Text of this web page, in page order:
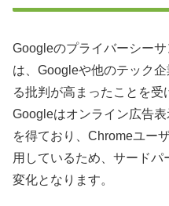
Googleのプライバーシー
は、Googleや他のテック
る批判が高まったことを受
Googleはオンライン広告
を得ており、Chromeユー
用しているため、サード
変化となります。